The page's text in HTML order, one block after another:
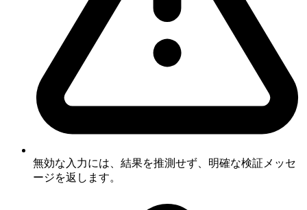
無効な入力には、結果を推測せず、明確な検証メッセ
ージを返します。